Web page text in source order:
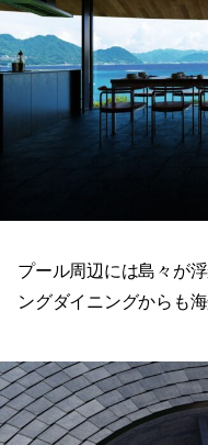
プール周辺には島々が
ングダイニングからも